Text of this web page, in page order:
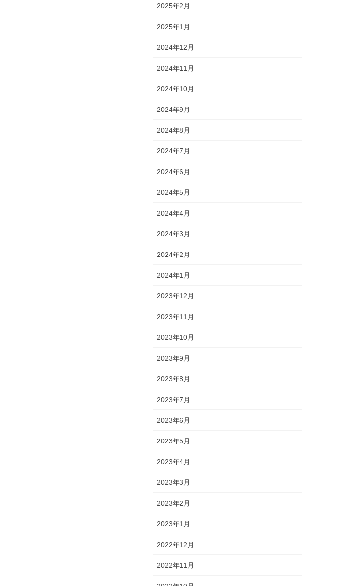
2025年2月
2025年1月
2024年12月
2024年11月
2024年10月
2024年9月
2024年8月
2024年7月
2024年6月
2024年5月
2024年4月
2024年3月
2024年2月
2024年1月
2023年12月
2023年11月
2023年10月
2023年9月
2023年8月
2023年7月
2023年6月
2023年5月
2023年4月
2023年3月
2023年2月
2023年1月
2022年12月
2022年11月